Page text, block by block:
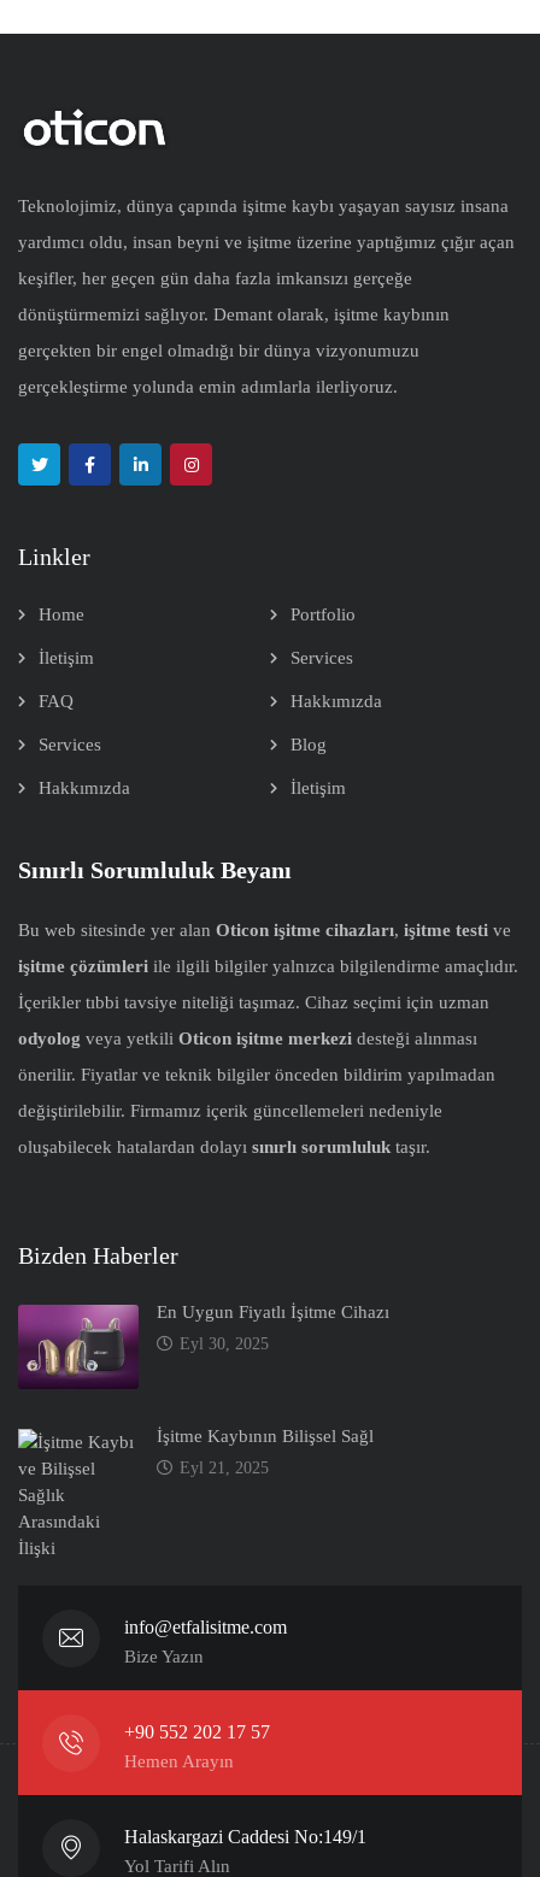
Teknolojimiz, dünya çapında işitme kaybı yaşayan sayısız insana
yardımcı oldu, insan beyni ve işitme üzerine yaptığımız çığır açan
keşifler, her geçen gün daha fazla imkansızı gerçeğe
dönüştürmemizi sağlıyor. Demant olarak, işitme kaybının
gerçekten bir engel olmadığı bir dünya vizyonumuzu
gerçekleştirme yolunda emin adımlarla ilerliyoruz.
Linkler
Home Portfolio
İletişim Services
FAQ Hakkımızda
Services Blog
Hakkımızda İletişim
Sınırlı Sorumluluk Beyanı
Bu web sitesinde yer alan Oticon işitme cihazları, işitme testi ve
işitme çözümleri ile ilgili bilgiler yalnızca bilgilendirme amaçlıdır.
İçerikler tıbbi tavsiye niteliği taşımaz. Cihaz seçimi için uzman
odyolog veya yetkili Oticon işitme merkezi desteği alınması
önerilir. Fiyatlar ve teknik bilgiler önceden bildirim yapılmadan
değiştirilebilir. Firmamız içerik güncellemeleri nedeniyle
oluşabilecek hatalardan dolayı sınırlı sorumluluktaşır.
Bizden Haberler
En Uygun Fiyatlı İşitme Cihazı
Eyl 30, 2025
İşitme Kaybının Bilişsel Sağl
Eyl 21, 2025
info@etfalisitme.com
Bize Yazın
+90 552 202 17 57
Hemen Arayın
Halaskargazi Caddesi No:149/1
Yol Tarifi Alın